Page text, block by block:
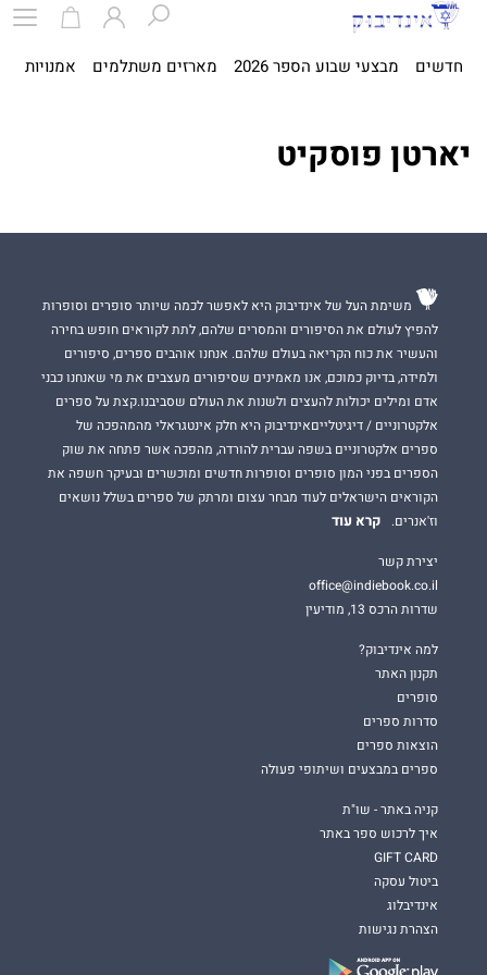
חדשים מבצעי שבוע הספר 2026 מארזים משתלמים אמנויות
יארטן פוסקיט
משימת העל של אינדיבוק היא לאפשר לכמה שיותר סופרים וסופרות
להפיץ לעולם את הסיפורים והמסרים שלהם, לתת לקוראים חופש בחירה
והעשיר את כוח הקריאה בעולם שלהם. אנחנו אוהבים ספרים, סיפורים
ולמידה, בדיוק כמוכם, אנו מאמינים שסיפורים מעצבים את מי שאנחנו כבני
אדם ומילים יכולות להעצים ולשנות את העולם שסביבנו.קצת על ספרים
אלקטרוניים / דיגיטלייםאינדיבוק היא חלק אינטגראלי מהמהפכה של
ספרים אלקטרוניים בשפה עברית להורדה, מהפכה אשר פתחה את שוק
הספרים בפני המון סופרים וסופרות חדשים ומוכשרים ובעיקר חשפה את
הקוראים הישראלים לעוד מבחר עצום ומרתק של ספרים בשלל נושאים
וז'אנרים.
קרא עוד
יצירת קשר
office@indiebook.co.il
שדרות הרכס 13, מודיעין
למה אינדיבוק?
תקנון האתר
סופרים
סדרות ספרים
הוצאות ספרים
ספרים במבצעים ושיתופי פעולה
קניה באתר - שו"ת
איך לרכוש ספר באתר
GIFT CARD
ביטול עסקה
אינדיבלוג
הצהרת נגישות